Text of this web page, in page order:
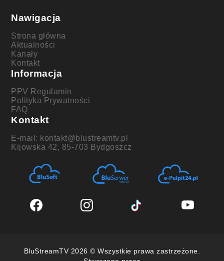
Nawigacja
Strona główna
Aktualności
Kanały
Kontakt
Informacja
PPV Regulamin
Polityka Prywatności
FAQ
Kontakt
E-mail: kontakt@blustreamtv.pl
Kijowska 42, 85-703 Bydgoszcz
BluStreamTV 2026 © Wszystkie prawa zastrzeżone.